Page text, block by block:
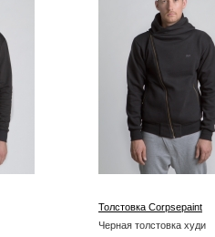
Толстовка Corpsepaint
Черная толстовка худи